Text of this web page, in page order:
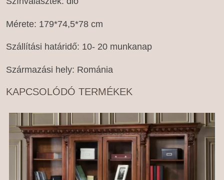
Mérete: 179*74,5*78 cm
Szállítási határidő: 10- 20 munkanap
Származási hely: Románia
KAPCSOLÓDÓ TERMÉKEK